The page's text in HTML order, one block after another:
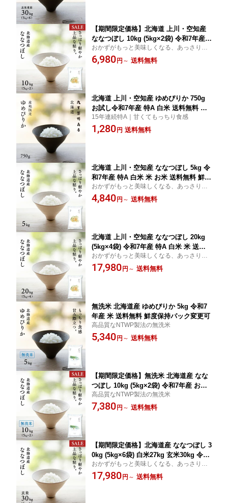
【期間限定価格】北海道 上川・空知産
ななつぼし 10kg (5kg×2袋) 令和7年産
特A 白米 米 お米 送料無料 鮮度保持パ
ック変更可
おかずがもっと美味しくなる、あっさりし
たお米
6,980 円 ～ 送料無料
北海道 上川・空知産 ゆめぴりか 750g
お試し令和7年産 特A 白米 送料無料 ポ
イント消化
15年連続特A｜甘くてもっちり食感
1,280 円 送料無料
北海道 上川・空知産 ななつぼし 5kg 令
和7年産 特A 白米 米 お米 送料無料 鮮度
保持パック変更可
おかずがもっと美味しくなる、あっさりし
たお米
4,840 円 ～ 送料無料
北海道 上川・空知産 ななつぼし 20kg
(5kg×4袋) 令和7年産 特A 白米 米 送料
無料 鮮度保持パック変更可
おかずがもっと美味しくなる、あっさりし
たお米
17,980 円 ～ 送料無料
無洗米 北海道産 ゆめぴりか 5kg 令和7
年産 米 送料無料 鮮度保持パック変更可
高品質なNTWP製法の無洗米
5,340 円 ～ 送料無料
【期間限定価格】無洗米 北海道産 なな
つぼし 10kg (5kg×2袋) 令和7年産 お米
米 送料無料 鮮度保持パック変更可
高品質なNTWP製法の無洗米
7,380 円 ～ 送料無料
【期間限定価格】北海道産 ななつぼし 3
0kg (5kg×6袋) 白米27kg 玄米30kg 令和
7年産 特A 送料無料 鮮度保持パック変更
可
おかずがもっと美味しくなる、あっさりし
たお米
17,980 円 ～ 送料無料